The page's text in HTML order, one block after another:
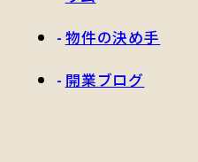
物件の決め手
開業ブログ